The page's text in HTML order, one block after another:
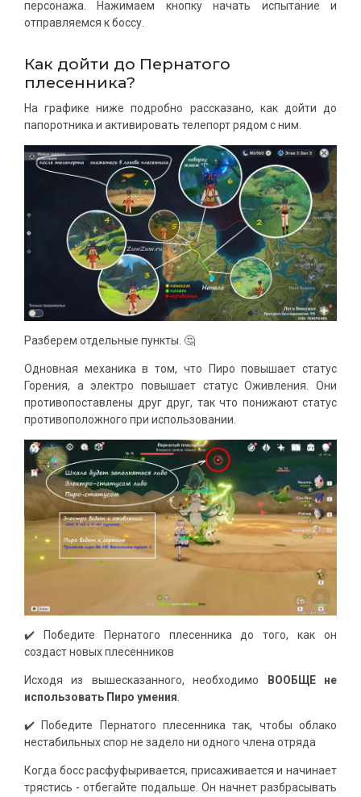
персонажа. Нажимаем кнопку начать испытание и
отправляемся к боссу.
Как дойти до Пернатого
плесенника?
На графике ниже подробно рассказано, как дойти до
папоротника и активировать телепорт рядом с ним.
Разберем отдельные пункты. 🤔
Одновная механика в том, что Пиро повышает статус
Горения, а электро повышает статус Оживления. Они
противопоставлены друг друг, так что понижают статус
противоположного при использовании.
✔️ Победите Пернатого плесенника до того, как он
создаст новых плесенников
Исходя из вышесказанного, необходимо ВООБЩЕ не
использовать Пиро умения
✔️ Победите Пернатого плесенника так, чтобы облако
нестабильных спор не задело ни одного члена отряда
Когда босс расфуфыривается, присаживается и начинает
трястись - отбегайте подальше. Он начнет разбрасывать